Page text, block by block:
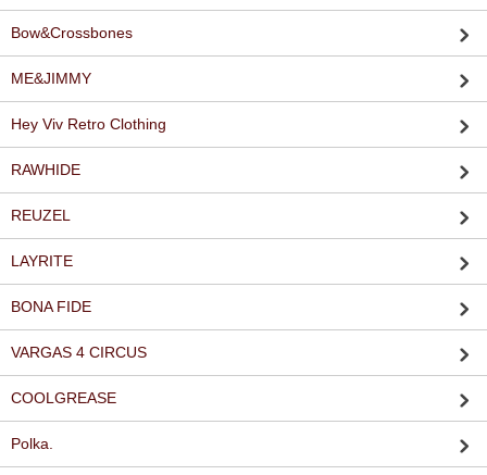
Bow&Crossbones
ME&JIMMY
Hey Viv Retro Clothing
RAWHIDE
REUZEL
LAYRITE
BONA FIDE
VARGAS 4 CIRCUS
COOLGREASE
Polka.